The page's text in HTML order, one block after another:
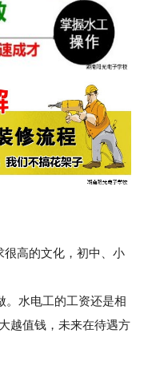
很高的文化，初中、小
。水电工的工资还是相
越值钱，未来在待遇方